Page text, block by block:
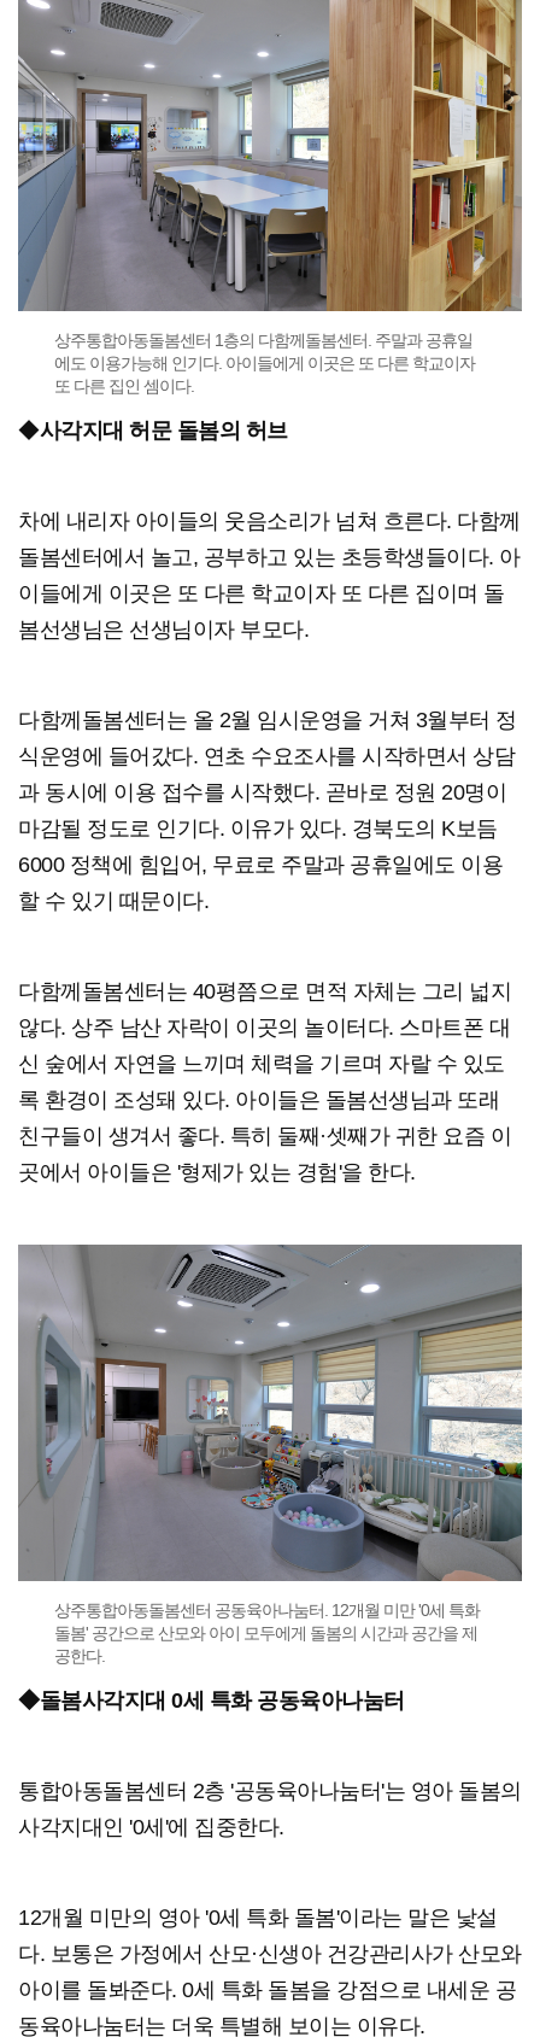
상주통합아동돌봄센터 1층의 다함께돌봄센터. 주말과 공휴일
에도 이용가능해 인기다. 아이들에게 이곳은 또 다른 학교이자
또 다른 집인 셈이다.
◆사각지대 허문 돌봄의 허브
차에 내리자 아이들의 웃음소리가 넘쳐 흐른다. 다함께
돌봄센터에서 놀고, 공부하고 있는 초등학생들이다. 아
이들에게 이곳은 또 다른 학교이자 또 다른 집이며 돌
봄선생님은 선생님이자 부모다.
다함께돌봄센터는 올 2월 임시운영을 거쳐 3월부터 정
식운영에 들어갔다. 연초 수요조사를 시작하면서 상담
과 동시에 이용 접수를 시작했다. 곧바로 정원 20명이
마감될 정도로 인기다. 이유가 있다. 경북도의 K보듬
6000 정책에 힘입어, 무료로 주말과 공휴일에도 이용
할 수 있기 때문이다.
다함께돌봄센터는 40평쯤으로 면적 자체는 그리 넓지
않다. 상주 남산 자락이 이곳의 놀이터다. 스마트폰 대
신 숲에서 자연을 느끼며 체력을 기르며 자랄 수 있도
록 환경이 조성돼 있다. 아이들은 돌봄선생님과 또래
친구들이 생겨서 좋다. 특히 둘째·셋째가 귀한 요즘 이
곳에서 아이들은 '형제가 있는 경험'을 한다.
상주통합아동돌봄센터 공동육아나눔터. 12개월 미만 '0세 특화
돌봄' 공간으로 산모와 아이 모두에게 돌봄의 시간과 공간을 제
공한다.
◆돌봄사각지대 0세 특화 공동육아나눔터
통합아동돌봄센터 2층 '공동육아나눔터'는 영아 돌봄의
사각지대인 '0세'에 집중한다.
12개월 미만의 영아 '0세 특화 돌봄'이라는 말은 낯설
다. 보통은 가정에서 산모·신생아 건강관리사가 산모와
아이를 돌봐준다. 0세 특화 돌봄을 강점으로 내세운 공
동육아나눔터는 더욱 특별해 보이는 이유다.